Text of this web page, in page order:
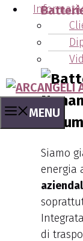
MENU
Nuove
Siamo
energia
di